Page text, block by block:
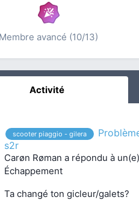
Membre avancé (10/13)
Activité
scooter piaggio - gilera
s2r
Carøn Røman a répondu à
Échappement
Ta changé ton gicleur/galets?